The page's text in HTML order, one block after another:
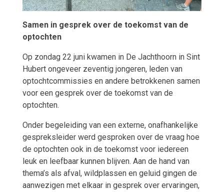
Samen in gesprek over de toekomst van de
optochten
Op zondag 22 juni kwamen in De Jachthoorn in Sint
Hubert ongeveer zeventig jongeren, leden van
optochtcommissies en andere betrokkenen samen
voor een gesprek over de toekomst van de
optochten.
Onder begeleiding van een externe, onafhankelijke
gespreksleider werd gesproken over de vraag hoe
de optochten ook in de toekomst voor iedereen
leuk en leefbaar kunnen blijven. Aan de hand van
thema’s als afval, wildplassen en geluid gingen de
aanwezigen met elkaar in gesprek over ervaringen,